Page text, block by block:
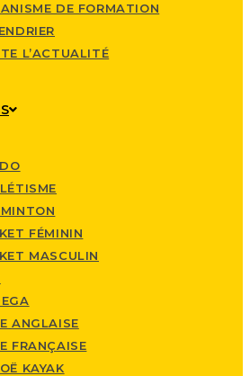
DE FORMATION
L’ACTUALITÉ
FÉMININ
MASCULIN
ANGLAISE
FRANÇAISE
KAYAK